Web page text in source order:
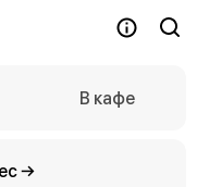
В кафе
→